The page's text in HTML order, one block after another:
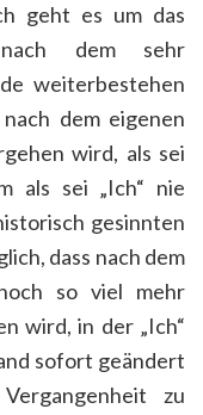
geht es um das
dem sehr
weiterbestehen
dem eigenen
wird, als sei
als sei „Ich“ nie
gesinnten
dass nach dem
so viel mehr
wird, in der „Ich“
sofort geändert
zu